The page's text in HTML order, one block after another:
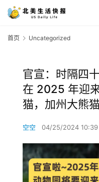
首页 Uncategorized
官宣：时隔四
在 2025 年迎
猫，加州大熊猫
空空 04/25/2024 10:39